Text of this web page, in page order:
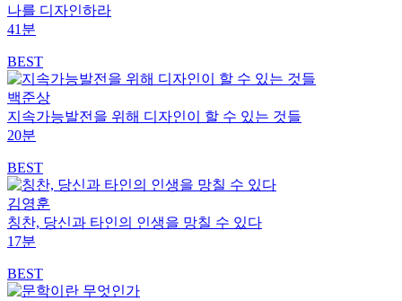
나를 디자인하라
41분
BEST
백준상
지속가능발전을 위해 디자인이 할 수 있는 것들
20분
BEST
김영훈
칭찬, 당신과 타인의 인생을 망칠 수 있다
17분
BEST